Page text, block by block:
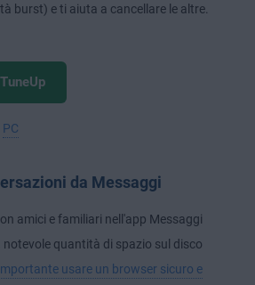
burst) e ti aiuta a cancellare le altre.
PC
da Messaggi
amici e familiari nell'app Messaggi
quantità di spazio sul disco
usare un browser sicuro e